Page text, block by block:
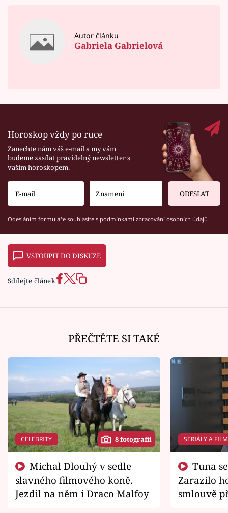
Autor článku
Gabriela Gabrielová
Horoskop vždy po ruce
Zanechte nám váš e-mail a my vám
budeme zasílat pravidelný newsletter s
vaším horoskopem.
ODESLAT
Odesláním formuláře souhlasíte s podmínkami zpracování osobních údajů
VSTOUPIT DO DISKUZE
Sdílejte článek
PŘEČTĚTE SI TAKÉ
CELEBRITY 8 fotografií
slavného filmového koně.
Jezdil na něm i Draco Malfoy
SERIÁLY A
Zarazilo
smlouvě